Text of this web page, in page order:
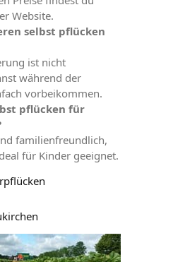
Website.
selbst pflücken
ist nicht
während der
vorbeikommen.
pflücken für
familienfreundlich,
für Kinder geeignet.